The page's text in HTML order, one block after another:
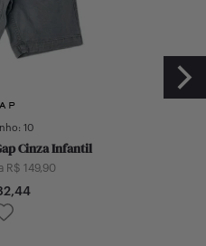
10
Cinza Infantil
R$ 149,90